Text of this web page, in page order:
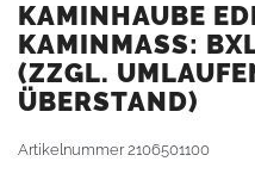
KAMINHAUBE
KAMINMASS:
ZZGL.
BERSTAND)
Artikelnummer2106501100